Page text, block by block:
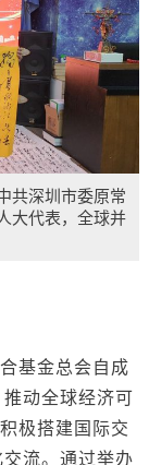
共深圳市委原常
大代表，全球并
基金总会自成
动全球经济可
极搭建国际交
流。通过举办